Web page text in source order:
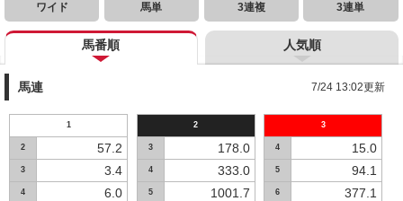
ワイド 馬単 3連複 3連単
馬番順 人気順
馬連 7/24 13:02更新
1
2 57.2
3 3.4
4 6.0
2
3 178.0
4 333.0
5 1001.7
3
4 15.0
5 94.1
6 377.1